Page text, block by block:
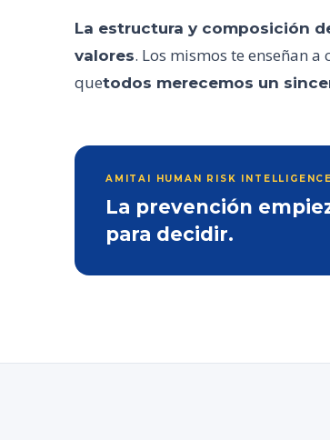
La estructura y composición
valores. Los mismos te enseñan
quetodos merecemos un
AMITAI HUMAN RISK INTELLIGENCE
La prevención
para decidir.